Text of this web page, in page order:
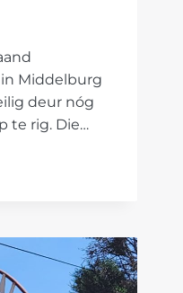
Middelburg
deur nóg
te rig. Die…